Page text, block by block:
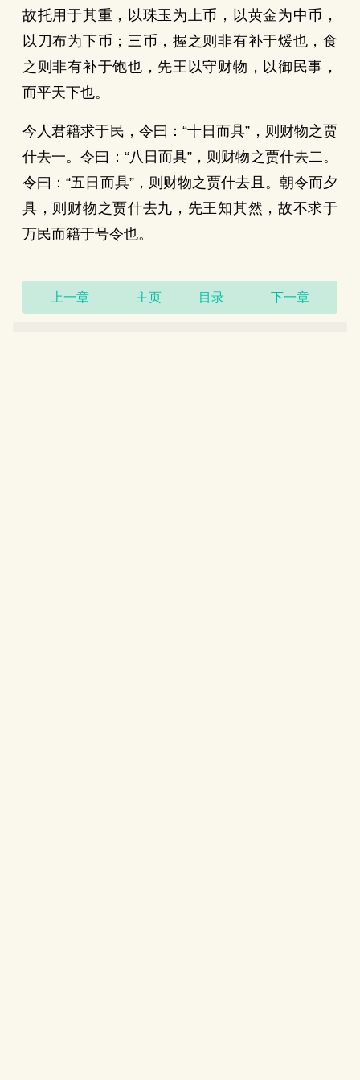
故托用于其重，以珠玉为上币，以黄金为中币，
以刀布为下币；三币，握之则非有补于煖也，食
之则非有补于饱也，先王以守财物，以御民事，
而平天下也。
今人君籍求于民，令曰：“十日而具”，则财物之贾
什去一。令曰：“八日而具”，则财物之贾什去二。
令曰：“五日而具”，则财物之贾什去且。朝令而夕
具，则财物之贾什去九，先王知其然，故不求于
万民而籍于号令也。
上一章 主页 目录 下一章